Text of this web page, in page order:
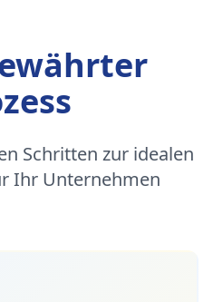
Schritten zur idealen
Ihr Unternehmen